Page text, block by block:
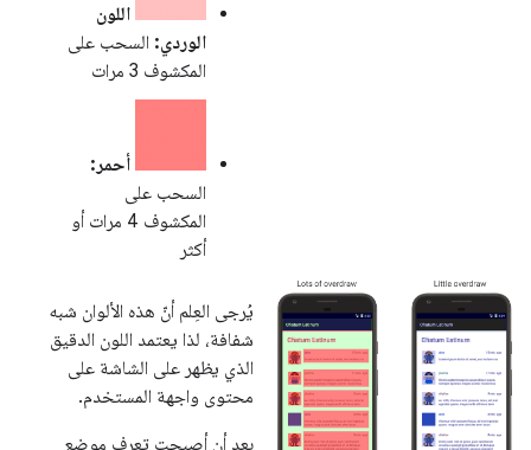
اللون
الوردي: السحب على
المكشوف 3 مرات
أحمر:
السحب على
المكشوف 4 مرات أو
أكثر
يُرجى العِلم أنّ هذه الألوان شبه
شفافة، لذا يعتمد اللون الدقيق
الذي يظهر على الشاشة على
محتوى واجهة المستخدم.
بعد أن أصبحت تعرف موضع